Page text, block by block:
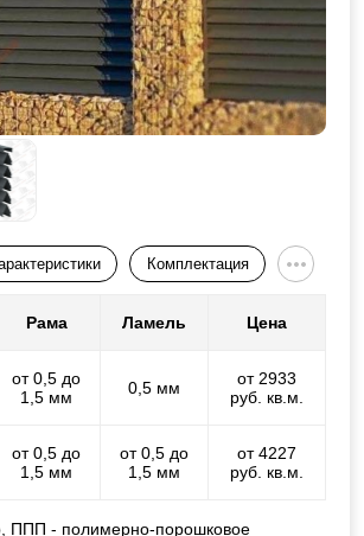
Комплектация
Рама Ламель Цена
от 0,5 до
1,5 мм
0,5 мм
от 2933
руб. кв.м.
от 0,5 до
1,5 мм
от 0,5 до
1,5 мм
от 4227
руб. кв.м.
ППП - полимерно-порошковое